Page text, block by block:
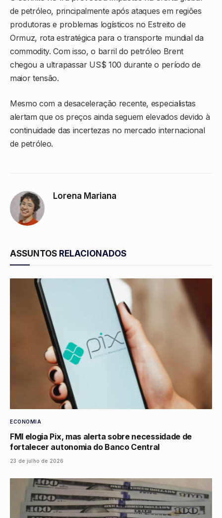
de petróleo, principalmente após ataques em regiões
produtoras e problemas logísticos no Estreito de
Ormuz, rota estratégica para o transporte mundial da
commodity. Com isso, o barril do petróleo Brent
chegou a ultrapassar US$ 100 durante o período de
maior tensão.
Mesmo com a desaceleração recente, especialistas
alertam que os preços ainda seguem elevados devido à
continuidade das incertezas no mercado internacional
de petróleo.
Lorena Mariana
ASSUNTOS RELACIONADOS
ECONOMIA
FMI elogia Pix, mas alerta sobre necessidade de
fortalecer autonomia do Banco Central
23 de julho de 2026